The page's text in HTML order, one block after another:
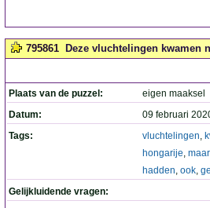
795861 Deze vluchtelingen kwamen
Plaats van de puzzel:
eigen maaksel
Datum:
09 februari
Tags:
vluchtelingen,
hongarije, maar
hadden, ook,
Gelijkluidende vragen: